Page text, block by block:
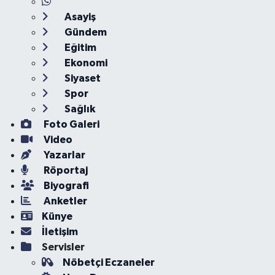
Asayiş
Gündem
Eğitim
Ekonomi
Siyaset
Spor
Sağlık
Foto Galeri
Video
Yazarlar
Röportaj
Biyografi
Anketler
Künye
İletişim
Servisler
Nöbetçi Eczaneler